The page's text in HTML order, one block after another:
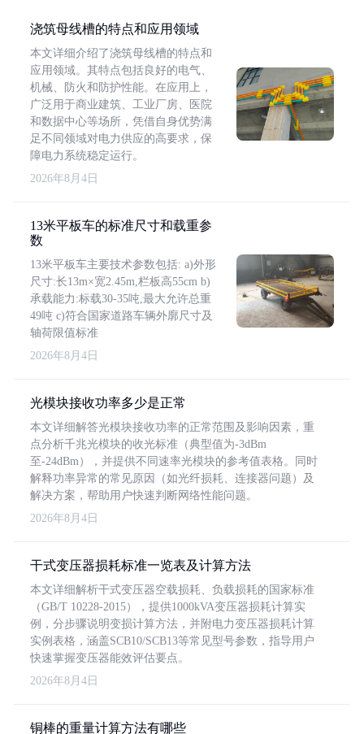
浇筑母线槽的特点和应用领域
本文详细介绍了浇筑母线槽的特点和
应用领域。其特点包括良好的电气、
机械、防火和防护性能。在应用上，
广泛用于商业建筑、工业厂房、医院
和数据中心等场所，凭借自身优势满
足不同领域对电力供应的高要求，保
障电力系统稳定运行。
2026年8月4日
13米平板车的标准尺寸和载重参
数
13米平板车主要技术参数包括: a)外形
尺寸:长13m×宽2.45m,栏板高55cm b)
承载能力:标载30-35吨,最大允许总重
49吨 c)符合国家道路车辆外廓尺寸及
轴荷限值标准
2026年8月4日
光模块接收功率多少是正常
本文详细解答光模块接收功率的正常范围及影响因素，重
点分析千兆光模块的收光标准（典型值为-3dBm
至-24dBm），并提供不同速率光模块的参考值表格。同时
解释功率异常的常见原因（如光纤损耗、连接器问题）及
解决方案，帮助用户快速判断网络性能问题。
2026年8月4日
干式变压器损耗标准一览表及计算方法
本文详细解析干式变压器空载损耗、负载损耗的国家标准
（GB/T 10228-2015），提供1000kVA变压器损耗计算实
例，分步骤说明变损计算方法，并附电力变压器损耗计算
实例表格，涵盖SCB10/SCB13等常见型号参数，指导用户
快速掌握变压器能效评估要点。
2026年8月4日
铜棒的重量计算方法有哪些